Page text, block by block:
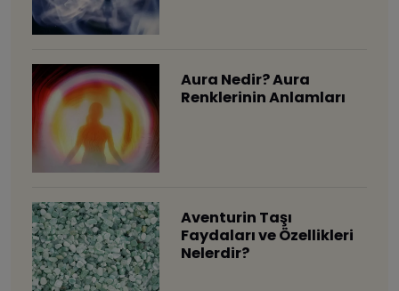
Aura Nedir? Aura
Renklerinin Anlamları
Aventurin Taşı
Faydaları ve Özellikleri
Nelerdir?